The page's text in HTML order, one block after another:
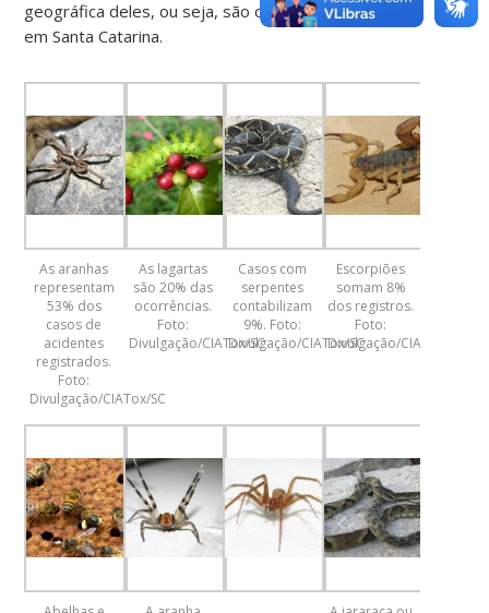
geográfica deles, ou seja, são os mais encontrados
em Santa Catarina.
As aranhas
representam
53% dos
casos de
acidentes
registrados.
Foto:
Divulgação/CIATox/SC
As lagartas
são 20% das
ocorrências.
Foto:
Divulgação/CIATox/SC
Casos com
serpentes
contabilizam
9%. Foto:
Divulgação/CIATox/SC
Escorpiões
somam 8%
dos registros.
Foto:
Divulgação/CIATox/SC